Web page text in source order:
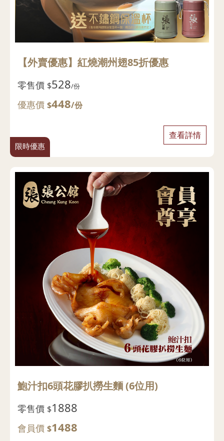
限時優惠
【外賣優惠】紅燒潮州翅85折優惠
零售價 $528/份
優惠價 $448/份
查看詳情
鮑汁扣6頭花膠扒撈生麵 (6位用)
零售價 $1888
會員價 $1488